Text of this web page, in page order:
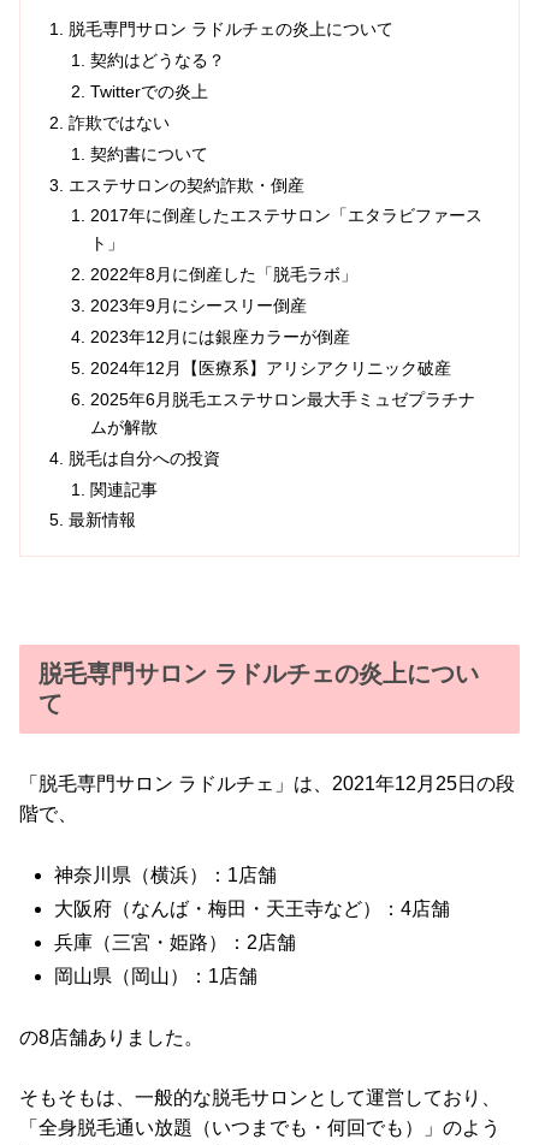
脱毛専門サロン ラドルチェの炎上について
契約はどうなる？
Twitterでの炎上
詐欺ではない
契約書について
エステサロンの契約詐欺・倒産
2017年に倒産したエステサロン「エタラビファース
ト」
2022年8月に倒産した「脱毛ラボ」
2023年9月にシースリー倒産
2023年12月には銀座カラーが倒産
2024年12月【医療系】アリシアクリニック破産
2025年6月脱毛エステサロン最大手ミュゼプラチナ
ムが解散
脱毛は自分への投資
関連記事
最新情報
脱毛専門サロン ラドルチェの炎上につい
て
「脱毛専門サロン ラドルチェ」は、2021年12月25日の段
階で、
神奈川県（横浜）：1店舗
大阪府（なんば・梅田・天王寺など）：4店舗
兵庫（三宮・姫路）：2店舗
岡山県（岡山）：1店舗
の8店舗ありました。
そもそもは、一般的な脱毛サロンとして運営しており、
「全身脱毛通い放題（いつまでも・何回でも）」のよう